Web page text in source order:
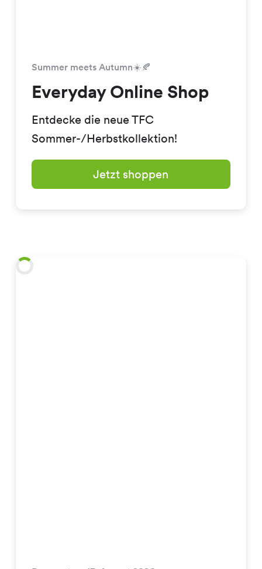
Summer meets Autumn☀️🍂
Everyday Online Shop
Entdecke die neue TFC
Sommer-/Herbstkollektion!
Jetzt shoppen